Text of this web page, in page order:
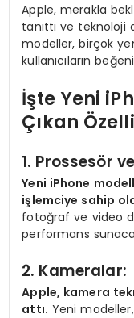
Apple, merakla
tanıttı ve teknoloji
modeller, birçok
kullanıcıların
İşte Yeni
Çıkan
1. Prossesör
Yeni iPhone
işlemciye sahip
fotoğraf ve video
performans
2. Kameralar:
Apple, kamera
attı. Yeni